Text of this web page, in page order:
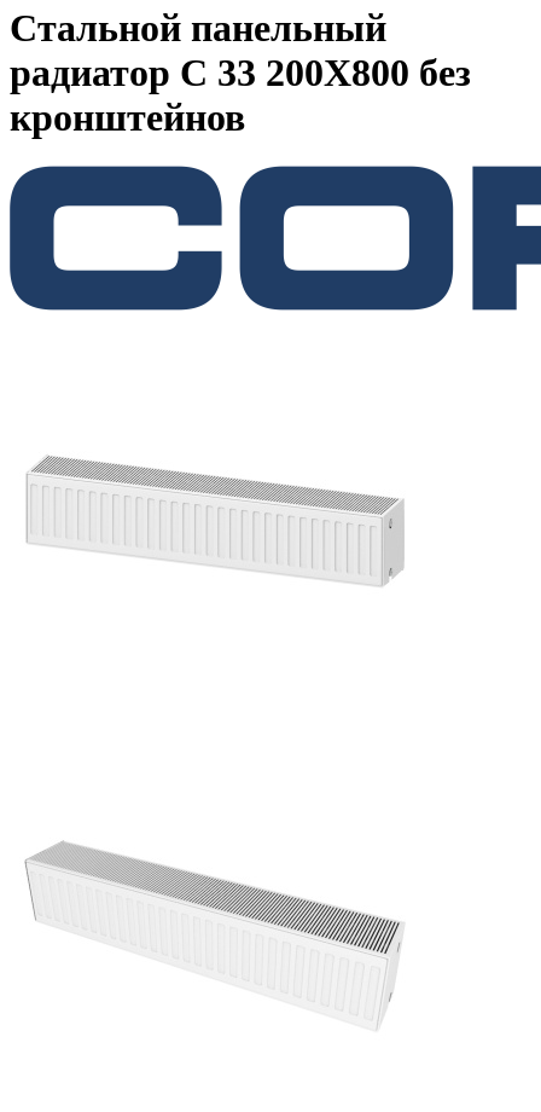
Стальной панельный
радиатор C 33 200Х800 без
кронштейнов